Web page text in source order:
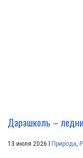
Дарашколь –
13 июля 2026 Природа,